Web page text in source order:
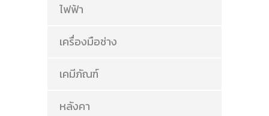
ไฟฟ้า
เครื่องมือช่าง
เคมีภัณฑ์
หลังคา